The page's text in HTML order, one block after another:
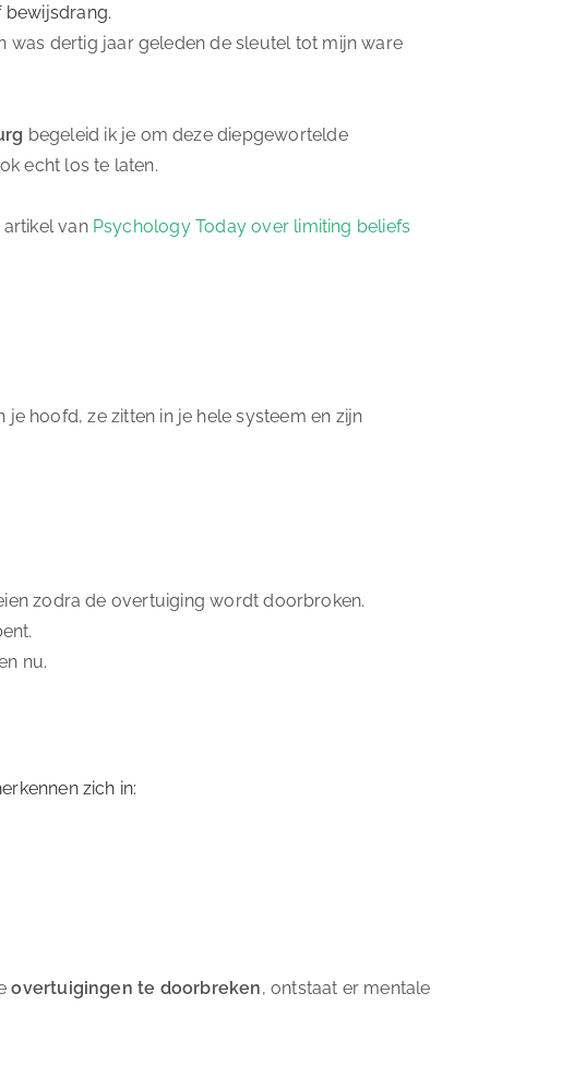
bewijsdrang.
dertig jaar geleden de sleutel tot mijn ware
begeleid ik je om deze diepgewortelde
echt los te laten.
van Psychology Today over limiting beliefs
hoofd, ze zitten in je hele systeem en zijn
zodra de overtuiging wordt doorbroken.
nu.
zich in:
overtuigingen te doorbreken, ontstaat er mentale